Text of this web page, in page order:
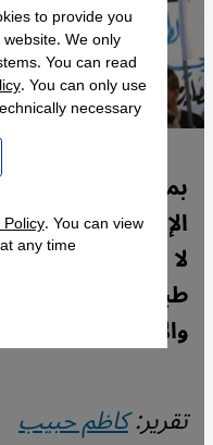
بمناسبة احتفال
الإرهاب" يرى
لا يُقاس فقط
طبيعية آمنة
والإرهاب والاحتلال.
تقرير:كاظم حبيب
to provide you
We only
You can read
. You can only use
necessary.
. You can view
any time.